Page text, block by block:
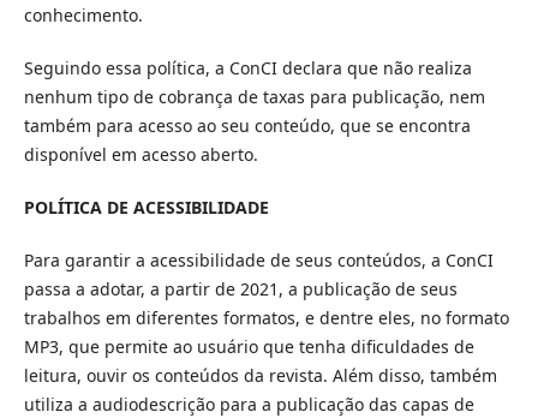
conhecimento.
Seguindo essa política, a ConCI declara que não realiza
nenhum tipo de cobrança de taxas para publicação, nem
também para acesso ao seu conteúdo, que se encontra
disponível em acesso aberto.
POLÍTICA DE ACESSIBILIDADE
Para garantir a acessibilidade de seus conteúdos, a ConCI
passa a adotar, a partir de 2021, a publicação de seus
trabalhos em diferentes formatos, e dentre eles, no formato
MP3, que permite ao usuário que tenha dificuldades de
leitura, ouvir os conteúdos da revista. Além disso, também
utiliza a audiodescrição para a publicação das capas de